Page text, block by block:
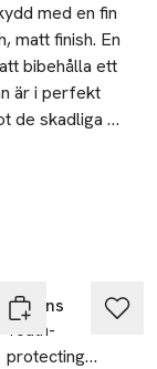
med en fin
matt finish. En
bibehålla ett
är i perfekt
de skadliga
Clarins
Youth-
protecting